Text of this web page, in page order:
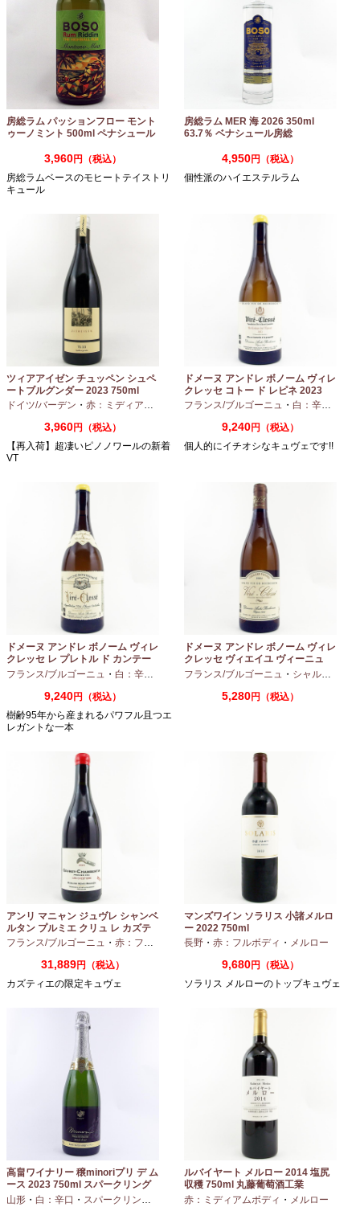
房総ラム パッションフロー モント
ゥーノミント 500ml ペナシュール
3,960円（税込）
房総ラムベースのモヒートテイストリ
キュール
房総ラム MER 海 2026 350ml
63.7％ ベナシュール房総
4,950円（税込）
個性派のハイエステルラム
ツィアアイゼン チュッペン シュペ
ートブルグンダー 2023 750ml
ドイツ/バーデン ・ 赤：ミディアムボディ ・ピノノワール
3,960円（税込）
【再入荷】超凄いピノノワールの新着
VT
ドメーヌ アンドレ ボノーム ヴィレ
クレッセ コトー ド レピネ 2023
750ml
フランス/ブルゴーニュ ・ 白：辛口
9,240円（税込）
個人的にイチオシなキュヴェです!!
ドメーヌ アンドレ ボノーム ヴィレ
クレッセ レ プレトル ド カンテー
ヌ 2023 750ml
フランス/ブルゴーニュ ・ 白：辛口 シャルドネ
9,240円（税込）
樹齢95年から産まれるパワフル且つエ
レガントな一本
ドメーヌ アンドレ ボノーム ヴィレ
クレッセ ヴィエイユ ヴィーニュ
2024 750ml
フランス/ブルゴーニュ ・ シャルドネ
5,280円（税込）
アンリ マニャン ジュヴレ シャンベ
ルタン プルミエ クリュ レ カズテ
ィエ エルバージュ 24 モワ 2023
フランス/ブルゴーニュ ・ 赤：フルボディ ・ピノノワール
31,889円（税込）
カズティエの限定キュヴェ
マンズワイン ソラリス 小諸メルロ
ー 2022 750ml
長野 ・ 赤：フルボディ ・ メルロー
9,680円（税込）
ソラリス メルローのトップキュヴェ
高畠ワイナリー 穣minoriプリ デ ム
ース 2023 750ml スパークリング
ワイン
山形 ・ 白：辛口 ・ スパークリングワイン ・シャルドネ
ルバイヤート メルロー 2014 塩尻
収穫 750ml 丸藤葡萄酒工業
赤：ミディアムボディ ・ メルロー